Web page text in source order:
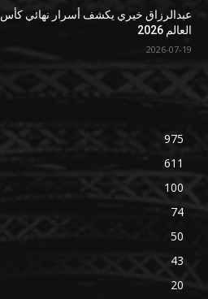
عبدالرزاق خيري يكشف أسرار نهائي كأس
العالم 2026
2026-07-19
975
611
100
74
50
43
20